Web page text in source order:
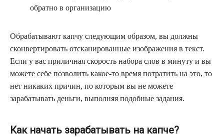
обратно в организацию
Обрабатывают капчу следующим образом, вы должны
сконвертировать отсканированные изображения в текст.
Если у вас приличная скорость набора слов в минуту и ​​вы
можете себе позволить какое-то время потратить на это, то
нет никаких причин, по которым вы не можете
зарабатывать деньги, выполняя подобные задания.
Как начать зарабатывать на капче?